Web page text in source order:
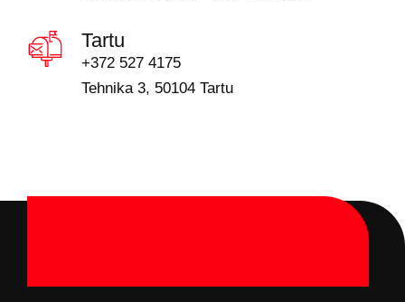
Tartu
+372 527 4175
Tehnika 3, 50104 Tartu